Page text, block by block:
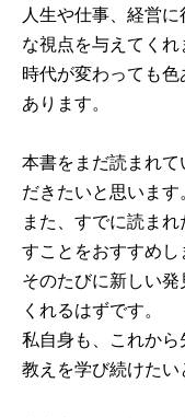
人生や仕事、経営
な視点を与えてくれ
時代が変わっても
あります。
本書をまだ読まれ
だきたいと思います
また、すでに読ま
すことをおすすめし
そのたびに新しい
くれるはずです。
私自身も、これか
教えを学び続けたい